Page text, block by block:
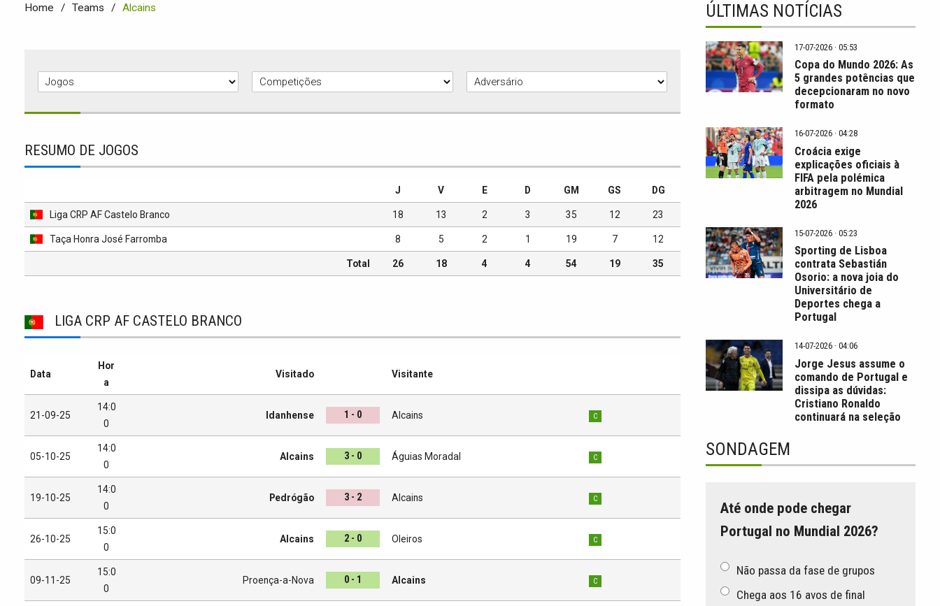
Home Teams Alcains
RESUMO DE JOGOS
J V E D GM GS DG
Liga CRP AF Castelo Branco 18 13 2 3 35 12 23
Taça Honra José Farromba 8 5 2 1 19 7 12
Total 26 18 4 4 54 19 35
LIGA CRP AF CASTELO BRANCO
Data
Hor
a
Visitado Visitante
21-09-25
14:0
0
Idanhense 1 - 0 Alcains C
05-10-25
14:0
0
Alcains 3 - 0 Águias Moradal C
19-10-25
14:0
0
Pedrógão 3 - 2 Alcains C
26-10-25
15:0
0
Alcains 2 - 0 Oleiros C
09-11-25
15:0
0
Proença-a-Nova 0 - 1 Alcains C
ÚLTIMAS NOTÍCIAS
17-07-2026 · 05:53
Copa do Mundo 2026: As
5 grandes potências que
decepcionaram no novo
formato
16-07-2026 · 04:28
Croácia exige
explicações oficiais à
FIFA pela polémica
arbitragem no Mundial
2026
15-07-2026 · 05:23
Sporting de Lisboa
contrata Sebastián
Osorio: a nova joia do
Universitário de
Deportes chega a
Portugal
14-07-2026 · 04:06
Jorge Jesus assume o
comando de Portugal e
dissipa as dúvidas:
Cristiano Ronaldo
continuará na seleção
SONDAGEM
Até onde pode chegar
Portugal no Mundial 2026?
Não passa da fase de grupos
Chega aos 16 avos de final